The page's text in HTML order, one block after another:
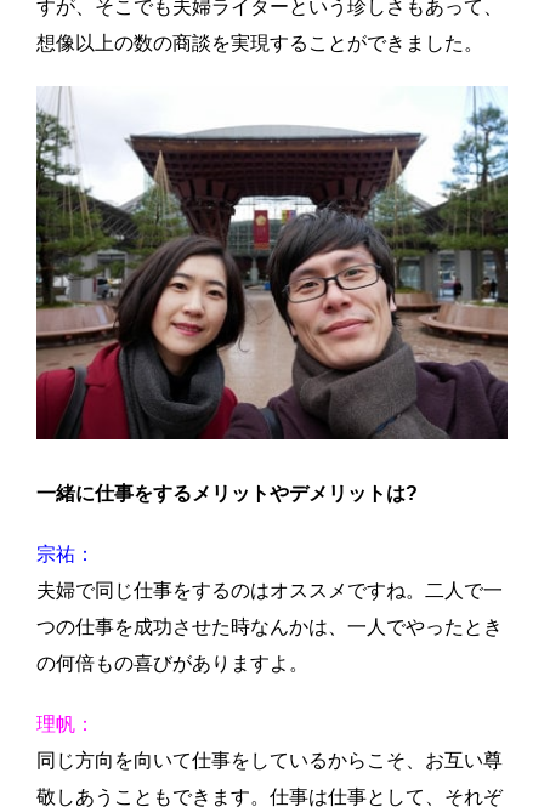
すが、そこでも夫婦ライターという珍しさもあって、
想像以上の数の商談を実現することができました。
一緒に仕事をするメリットやデメリットは?
宗祐：
夫婦で同じ仕事をするのはオススメですね。二人で一
つの仕事を成功させた時なんかは、一人でやったとき
の何倍もの喜びがありますよ。
理帆：
同じ方向を向いて仕事をしているからこそ、お互い尊
敬しあうこともできます。仕事は仕事として、それぞ